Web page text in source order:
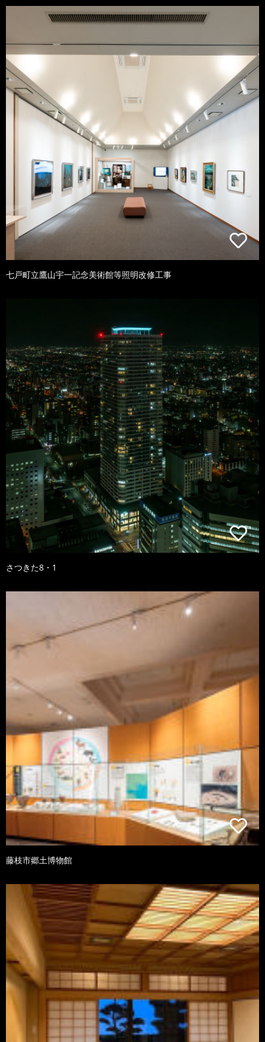
七戸町立鷹山宇一記念美術館等照明改修工事
さつきた8・1
藤枝市郷土博物館